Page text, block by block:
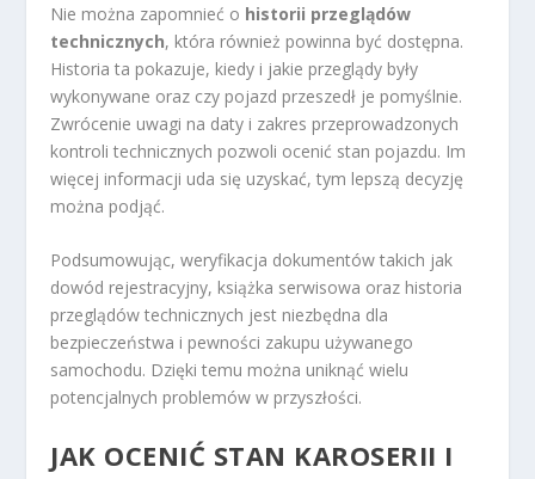
Nie można zapomnieć o historii przeglądów
technicznych, która również powinna być dostępna.
Historia ta pokazuje, kiedy i jakie przeglądy były
wykonywane oraz czy pojazd przeszedł je pomyślnie.
Zwrócenie uwagi na daty i zakres przeprowadzonych
kontroli technicznych pozwoli ocenić stan pojazdu. Im
więcej informacji uda się uzyskać, tym lepszą decyzję
można podjąć.
Podsumowując, weryfikacja dokumentów takich jak
dowód rejestracyjny, książka serwisowa oraz historia
przeglądów technicznych jest niezbędna dla
bezpieczeństwa i pewności zakupu używanego
samochodu. Dzięki temu można uniknąć wielu
potencjalnych problemów w przyszłości.
JAK OCENIĆ STAN KAROSERII I